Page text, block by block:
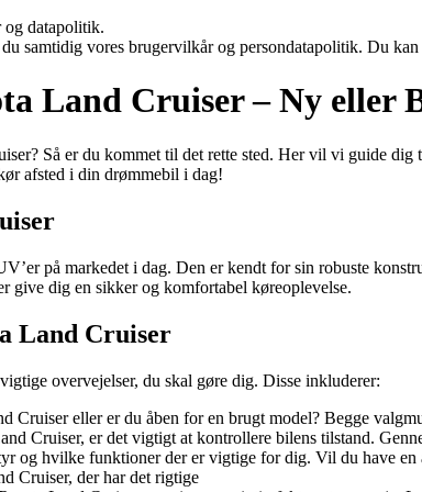
og datapolitik.
samtidig vores brugervilkår og persondatapolitik. Du
Land Cruiser – Ny eller
Så er du kommet til det rette sted. Her vil vi guide
afsted i din drømmebil i dag!
på markedet i dag. Den er kendt for sin robuste
give dig en sikker og komfortabel køreoplevelse.
Land Cruiser
overvejelser, du skal gøre dig. Disse inkluderer:
Cruiser eller er du åben for en brugt model? Begge
Cruiser, er det vigtigt at kontrollere bilens tilstand.
og hvilke funktioner der er vigtige for dig. Vil du have
Cruiser, der har det rigtige